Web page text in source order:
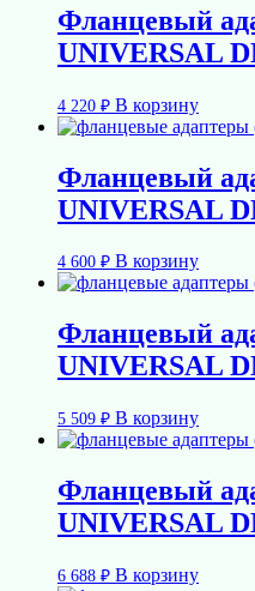
Фланцевый
UNIVERSAL
4 220 ₽ В корзину
Фланцевый
UNIVERSAL
4 600 ₽ В корзину
Фланцевый
UNIVERSAL
5 509 ₽ В корзину
Фланцевый
UNIVERSAL
6 688 ₽ В корзину